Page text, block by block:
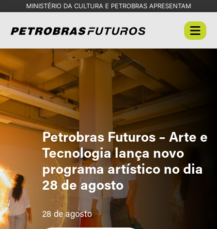
MINISTÉRIO DA CULTURA E PETROBRAS APRESENTAM
Petrobras Futuros – Arte e
Tecnologia lança novo
programa artístico no dia
28 de agosto
28 de agosto